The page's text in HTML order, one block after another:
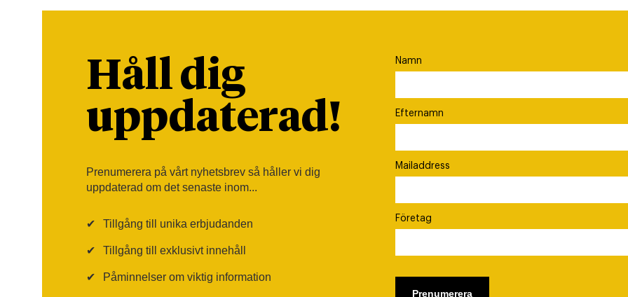
Håll dig
uppdaterad!
Prenumerera på vårt nyhetsbrev så håller vi dig
uppdaterad om det senaste inom...
✔ Tillgång till unika erbjudanden
✔ Tillgång till exklusivt innehåll
✔ Påminnelser om viktig information
Namn
Efternamn
Mailaddress
Företag